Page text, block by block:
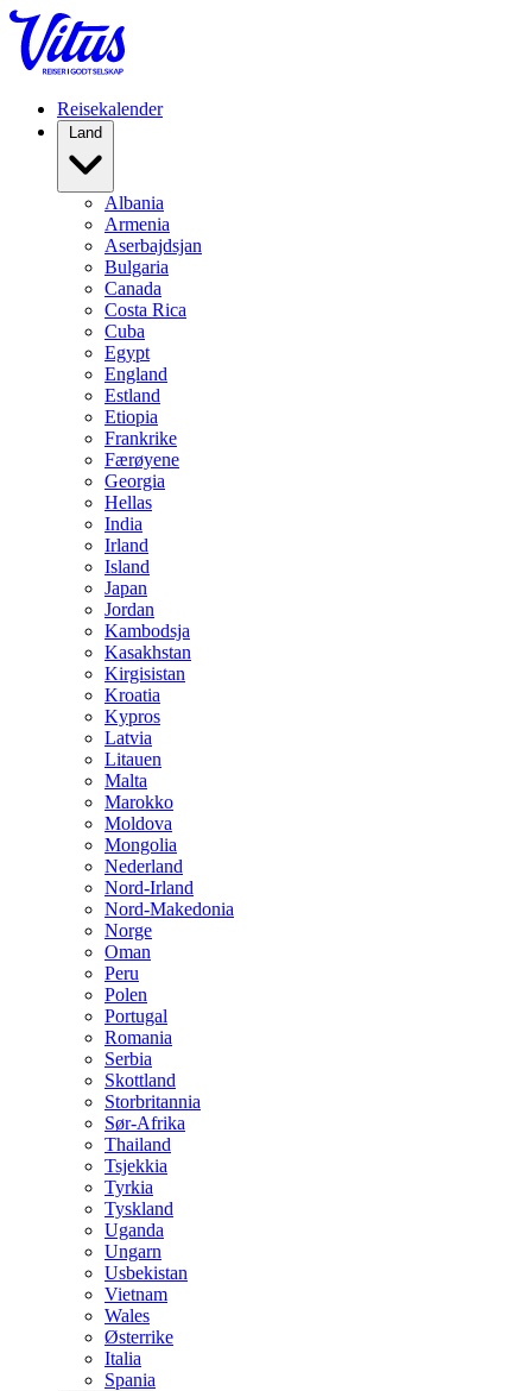
Reisekalender
Albania
Armenia
Aserbajdsjan
Bulgaria
Canada
Costa Rica
Cuba
Egypt
England
Estland
Etiopia
Frankrike
Færøyene
Georgia
Hellas
India
Irland
Island
Japan
Jordan
Kambodsja
Kasakhstan
Kirgisistan
Kroatia
Kypros
Latvia
Litauen
Malta
Marokko
Moldova
Mongolia
Nederland
Nord-Irland
Nord-Makedonia
Norge
Oman
Peru
Polen
Portugal
Romania
Serbia
Skottland
Storbritannia
Sør-Afrika
Thailand
Tsjekkia
Tyrkia
Tyskland
Uganda
Ungarn
Usbekistan
Vietnam
Wales
Østerrike
Italia
Spania